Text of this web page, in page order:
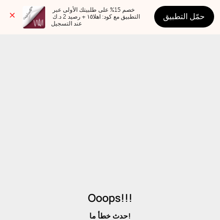
عند التسجيل
حمّل التطبيق
Ooops!!!
حدث خطأ ما!